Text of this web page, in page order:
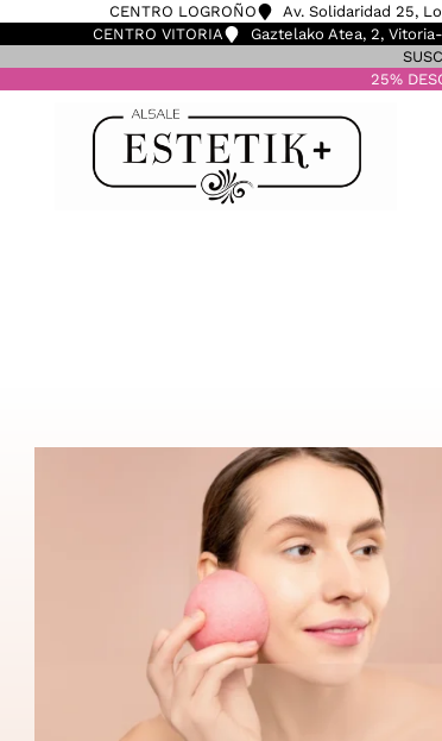
CENTRO LOGROÑO Av. Solidaridad 25,
CENTRO VITORIA
Gaztelako Atea, 2,
25%